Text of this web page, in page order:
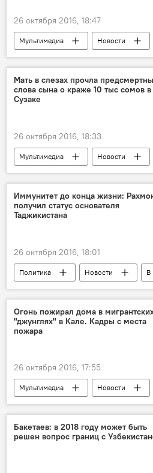
26 октября 2016, 18:47
Мультимедиа Новости
В мире
Мосул
Генеральный штаб Вооруженных сил
Россия
Мать в слезах прочла
слова сына о краже 10 тыс сомов в
Сузаке
26 октября 2016, 18:33
Мультимедиа
Новости
Кыргызстан
видео
Происшествия
Самоубийство 14-летнего подростка в
Иммунитет до конца жизни:
получил статус основателя
Таджикистана
26 октября 2016, 18:01
Политика Новости
В
Азия
Таджикистан
Огонь пожирал дома в
"джунглях" в Кале. Кадры с места
пожара
26 октября 2016, 17:55
Мультимедиа Новости
Происшествия
В мире
Кале
мигранты пожар
Бакетаев: в 2018 году может быть
решен вопрос границ с